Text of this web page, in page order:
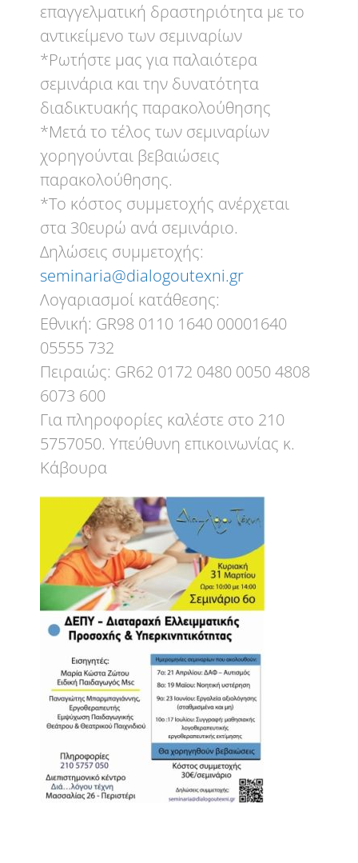
επαγγελματική δραστηριότητα με το
αντικείμενο των σεμιναρίων
*Ρωτήστε μας για παλαιότερα
σεμινάρια και την δυνατότητα
διαδικτυακής παρακολούθησης
*Μετά το τέλος των σεμιναρίων
χορηγούνται βεβαιώσεις
παρακολούθησης.
*Το κόστος συμμετοχής ανέρχεται
στα 30ευρώ ανά σεμινάριο.
Δηλώσεις συμμετοχής:
seminaria@dialogoutexni.gr
Λογαριασμοί κατάθεσης:
Εθνική: GR98 0110 1640 00001640
05555 732
Πειραιώς: GR62 0172 0480 0050 4808
6073 600
Για πληροφορίες καλέστε στο 210
5757050. Υπεύθυνη επικοινωνίας κ.
Κάβουρα